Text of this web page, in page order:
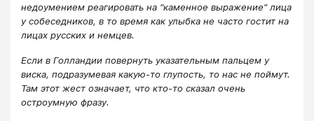
недоумением реагировать на "каменное выражение" лица
у собеседников, в то время как улыбка не часто гостит на
лицах русских и немцев.
Если в Голландии повернуть указательным пальцем у
виска, подразумевая какую-то глупость, то нас не поймут.
Там этот жест означает, что кто-то сказал очень
остроумную фразу.